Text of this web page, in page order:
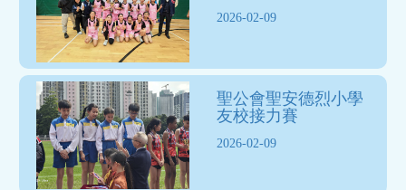
2026-02-09
聖公會聖安德烈小學
友校接力賽
2026-02-09